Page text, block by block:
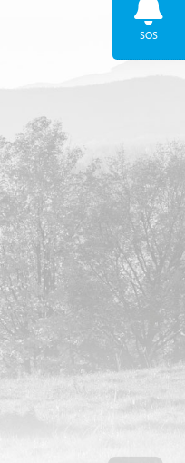
Instagram
SOS